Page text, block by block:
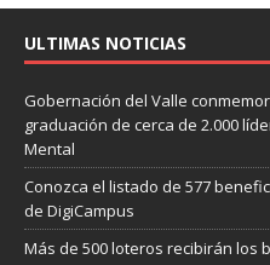
ULTIMAS NOTICIAS
Gobernación del Valle
graduación de cerca de 2.000
Mental
Conozca el listado de 577
de DigiCampus
Más de 500 loteros recibirán los